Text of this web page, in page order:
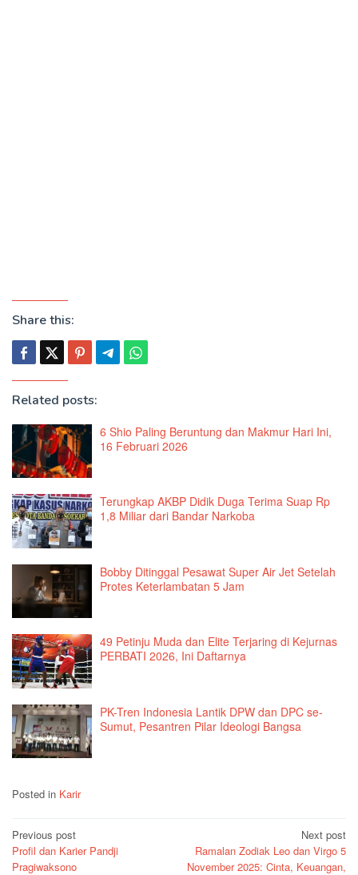
Share this:
Related posts:
6 Shio Paling Beruntung dan Makmur Hari Ini,
16 Februari 2026
Terungkap AKBP Didik Duga Terima Suap Rp
1,8 Miliar dari Bandar Narkoba
Bobby Ditinggal Pesawat Super Air Jet Setelah
Protes Keterlambatan 5 Jam
49 Petinju Muda dan Elite Terjaring di Kejurnas
PERBATI 2026, Ini Daftarnya
PK-Tren Indonesia Lantik DPW dan DPC se-
Sumut, Pesantren Pilar Ideologi Bangsa
Posted in Karir
Post
navigation
Previous post
Profil dan Karier Pandji
Pragiwaksono
Next post
Ramalan Zodiak Leo dan Virgo 5
November 2025: Cinta, Keuangan,